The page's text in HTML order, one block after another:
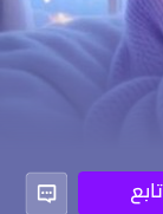
تابع